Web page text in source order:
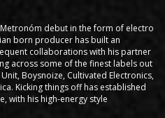
debut in the form of electro
born producer has built an
collaborations with his partner
across some of the finest labels out
Boysnoize, Cultivated Electronics,
Kicking things off has established
with his high-energy style